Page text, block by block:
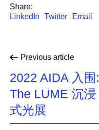
Share:
LinkedIn
Twitter Email
Previous article
2022 AIDA 入围:
The LUME 沉浸
式光展